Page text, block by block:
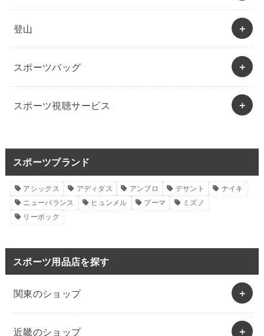
登山
スポーツバッグ
スポーツ視聴サービス
スポーツブランド
アシックス アディダス アンブロ デサント
ナイキ
ニューバランス
ヒュンメル プーマ
ミズノ
リーボック
スポーツ用品店を探す
関東のショップ
近畿のショップ